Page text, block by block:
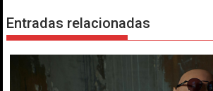
Entradas relacionadas